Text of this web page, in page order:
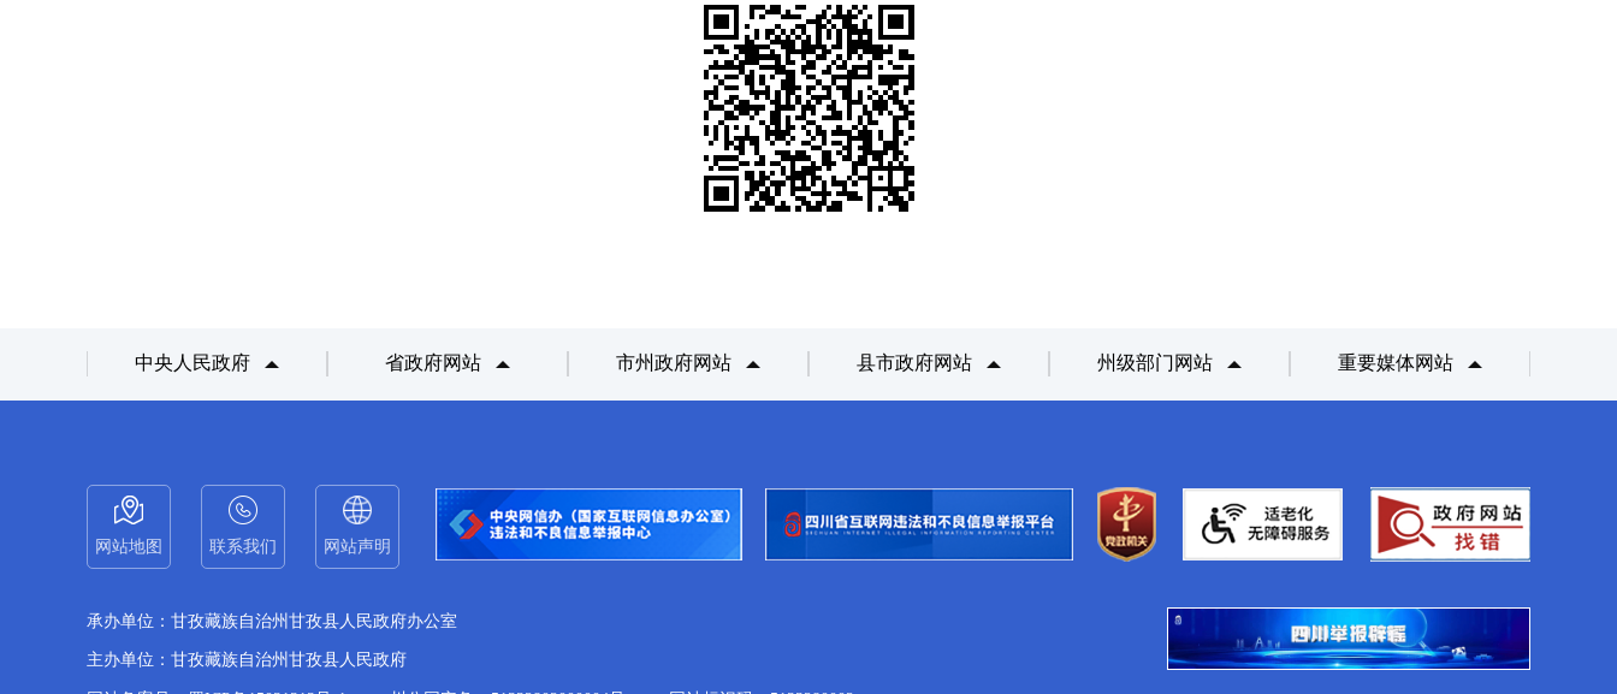
中央人民政府 省政府网站 市州政府网站 县市政府网站 州级部门网站 重要媒体网站
网站地图 联系我们 网站声明
承办单位：甘孜藏族自治州甘孜县人民政府办公室
主办单位：甘孜藏族自治州甘孜县人民政府